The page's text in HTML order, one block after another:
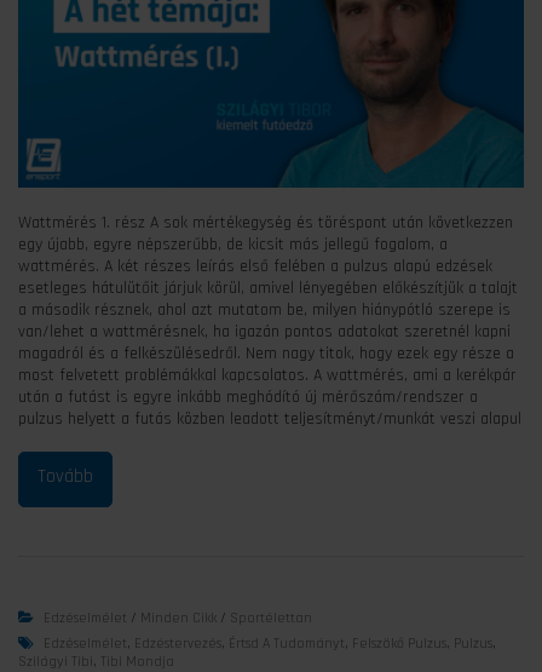
Wattmérés 1. rész A sok mértékegység és töréspont után következzen
egy újabb, egyre népszerűbb, de kicsit más jellegű fogalom, a
wattmérés. A két részes leírás első felében a pulzus alapú edzések
esetleges hátulütőit járjuk körül, amivel lényegében előkészítjük a talajt
a második résznek, ahol azt mutatom be, milyen hiánypótló szerepe is
van/lehet a wattmérésnek, ha igazán pontos adatokat szeretnél kapni
magadról és a felkészülésedről. Nem nagy titok, hogy ezek egy része a
most felvetett problémákkal kapcsolatos. A wattmérés, ami a kerékpár
után a futást is egyre inkább meghódító új mérőszám/rendszer a
pulzus helyett a futás közben leadott teljesítményt/munkát veszi alapul
Edzéselmélet / Minden Cikk / Sportélettan
Edzéselmélet , Edzéstervezés, Értsd A Tudományt , Felszökő Pulzus, Pulzus,
Szilágyi Tibi, Tibi Mondja